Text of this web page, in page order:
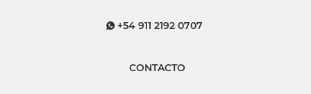
+54 911 2192 0707
CONTACTO